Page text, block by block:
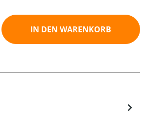
Gib den gewünschten
IN DEN WARENKORB